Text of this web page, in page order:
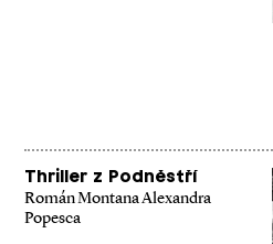
Thriller z Podněstří
Román Montana Alexandra
Popesca